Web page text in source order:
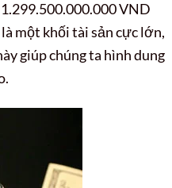
VND
một khối tài sản cực lớn,
giúp chúng ta hình dung